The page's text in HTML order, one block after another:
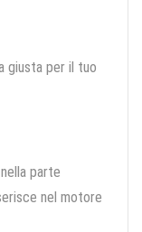
giusta per il tuo
parte
nel motore